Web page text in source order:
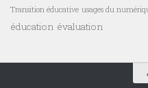
Transition éducative usages du
éducation évaluation